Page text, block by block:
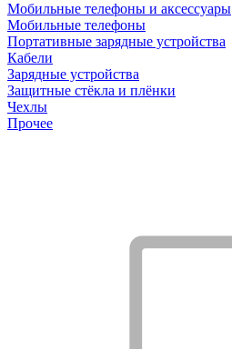
Мобильные телефоны и аксессуары
Мобильные телефоны
Портативные зарядные устройства
Кабели
Зарядные устройства
Защитные стёкла и плёнки
Чехлы
Прочее